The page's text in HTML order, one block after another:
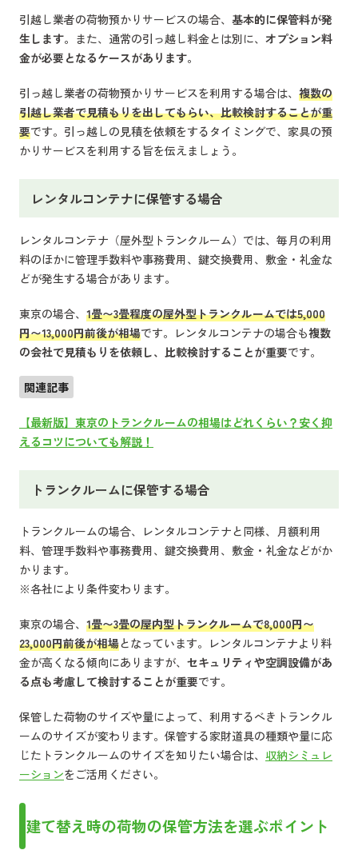
引越し業者の荷物預かりサービスの場合、 基本的に保管料が発
生します。 また、通常の引っ越し料金とは別に、 オプション料
金が必要となるケースがあります。
引っ越し業者の荷物預かりサービスを利用する場合は、 複数の
引越し業者で見積もりを出してもらい、比較検討することが重
要です。引っ越しの見積を依頼をするタイミングで、家具の預
かりサービスを利用する旨を伝えましょう。
レンタルコンテナに保管する場合
レンタルコンテナ（屋外型トランクルーム）では、毎月の利用
料のほかに管理手数料や事務費用、鍵交換費用、敷金・礼金な
どが発生する場合があります。
東京の場合、 1畳〜3畳程度の屋外型トランクルームでは5,000
円〜13,000円前後が相場です。レンタルコンテナの場合も複数
の会社で見積もりを依頼し、比較検討することが重要です。
関連記事
【最新版】東京のトランクルームの相場はどれくらい？安く抑
えるコツについても解説！
トランクルームに保管する場合
トランクルームの場合、レンタルコンテナと同様、月額利用
料、管理手数料や事務費用、鍵交換費用、敷金・礼金などがか
かります。
※各社により条件変わります。
東京の場合、 1畳〜3畳の屋内型トランクルームで8,000円〜
23,000円前後が相場となっています。レンタルコンテナより料
金が高くなる傾向にありますが、 セキュリティや空調設備があ
る点も考慮して検討することが重要です。
保管した荷物のサイズや量によって、利用するべきトランクル
ームのサイズが変わります。保管する家財道具の種類や量に応
じたトランクルームのサイズを知りたい場合は、 収納シミュレ
ーションをご活用ください。
建て替え時の荷物の保管方法を選ぶポイント